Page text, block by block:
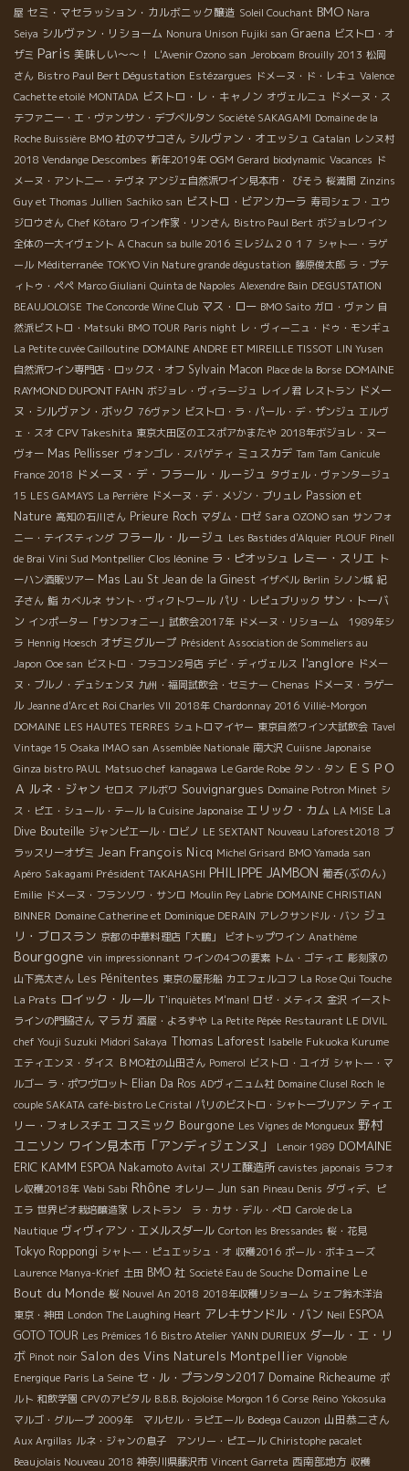
屋 セミ・マセラッション・カルボニック醸造 Soleil Couchant BMO Nara
Seiya シルヴァン・リショーム Nonura Unison Fujiki san Graena ビストロ・オ
ザミ Paris 美味しい～～！ L'Avenir Ozono san Jeroboam Brouilly 2013 松岡
さん Bistro Paul Bert Dégustation Estézargues ドメーヌ・ド・レキュ Valence
Cachette etoilé MONTADA ビストロ・レ・キャノン オヴェルニュ ドメーヌ・ス
テファニー・エ・ヴァンサン・デブベルタン Société SAKAGAMI Domaine de la
Roche Buissière BMO 社のマサコさん シルヴァン・オエッシュ Catalan レンヌ村
2018 Vendange Descombes 新年2019年 OGM Gerard biodynamic Vacances ド
メーヌ・アント二ー・テヴネ アンジェ自然派ワイン見本市・ びそう 桜満開 Zinzins
Guy et Thomas Jullien Sachiko san ビストロ・ビアンカーラ 寿司シェフ・ユウ
ジロウさん Chef Kôtaro ワイン作家・リンさん Bistro Paul Bert ボジョレワイン
全体の一大イヴェント A Chacun sa bulle 2016 ミレジム２０１７ シャトー・ラゲ
ール Méditerranée TOKYO Vin Nature grande dégustation 藤原俊太郎 ラ・プテ
ィトゥ・ペペ Marco Giuliani Quinta de Napoles Alexendre Bain DEGUSTATION
BEAUJOLOISE The Concorde Wine Club マス・ロー BMO Saito ガロ・ヴァン 自
然派ビストロ・Matsuki BMO TOUR Paris night レ・ヴィーニュ・ドゥ・モンギュ
La Petite cuvée Cailloutine DOMAINE ANDRE ET MIREILLE TISSOT LIN Yusen
自然派ワイン専門店・ロックス・オフ Sylvain Macon Place de la Borse DOMAINE
RAYMOND DUPONT FAHN ボジョレ・ヴィラージュ レイノ君 レストラン ドメー
ヌ・シルヴァン・ボック 76ヴァン ビストロ・ラ・パール・デ・ザンジュ エルヴ
ェ・スオ CPV Takeshita 東京大田区のエスポアかまたや 2018年ボジョレ・ヌー
ヴォー Mas Pellisser ヴォンゴレ・スパゲティ ミュスカデ Tam Tam Canicule
France 2018 ドメーヌ・デ・フラール・ルージュ タヴェル・ヴァンタージュ
15 LES GAMAYS La Perrière ドメーヌ・デ・メゾン・ブリュレ Passion et
Nature 高知の石川さん Prieure Roch マダム・ロゼ Sara OZONO san サンフォ
ニー・テイスティング フラール・ルージュ Les Bastides d'Alquier PLOUF Pinell
de Brai Vini Sud Montpellier Clos léonine ラ・ピオッシュ レミー・スリエ ト
ーハン酒販ツアー Mas Lau St Jean de la Ginest イザベル Berlin シノン城 紀
子さん 鮨 カベルネ サント・ヴィクトワール パリ・レピュブリック サン・トーバ
ン インポーター「サンフォニー」試飲会2017年 ドメーヌ・リショーム 1989年シ
ラ Hennig Hoesch オザミグループ Président Association de Sommeliers au
Japon Ooe san ビストロ・フラコン2号店 デビ・ディヴェルス l'anglore ドメー
ヌ・ブルノ・デュシェンヌ 九州・福岡試飲会・セミナー Chenas ドメーヌ・ラゲー
ル Jeanne d'Arc et Roi Charles VII 2018年 Chardonnay 2016 Villié-Morgon
DOMAINE LES HAUTES TERRES シュトロマイヤー 東京自然ワイン大試飲会 Tavel
Vintage 15 Osaka IMAO san Assemblée Nationale 南大沢 Cuiisne Japonaise
Ginza bistro PAUL Matsuo chef kanagawa Le Garde Robe タン・タン ＥＳＰＯ
Ａ ルネ・ジャン セロス アルボワ Souvignargues Domaine Potron Minet シ
ス・ピエ・シュール・テール la Cuisine Japonaise エリック・カム LA MISE La
Dive Bouteille ジャンピエール・ロビノ LE SEXTANT Nouveau Laforest2018 ブ
ラッスリーオザミ Jean François Nicq Michel Grisard BMO Yamada san
Apéro Sakagami Président TAKAHASHI PHILIPPE JAMBON 葡呑(ぶのん)
Emilie ドメーヌ・フランソワ・サンロ Moulin Pey Labrie DOMAINE CHRISTIAN
BINNER Domaine Catherine et Dominique DERAIN アレクサンドル・バン ジュ
リ・ブロスラン 京都の中華料理店「大鵬」 ビオトップワイン Anathème
Bourgogne vin impressionnant ワインの4つの要素 トム・ゴティエ 彫刻家の
山下亮太さん Les Pénitentes 東京の屋形船 カエフェルコフ La Rose Qui Touche
La Prats ロイック・ルール T'inquiètes M'man! ロゼ・メティス 金沢 イースト
ラインの門脇さん マラガ 酒屋・よろずや La Petite Pépée Restaurant LE DIVIL
chef Youji Suzuki Midori Sakaya Thomas Laforest Isabelle Fukuoka Kurume
エティエンヌ・ダイス ＢＭО社の山田さん Pomerol ビストロ・ユイガ シャトー・マ
ルゴー ラ・ポワヴロット Elian Da Ros ADヴィニュム社 Domaine Clusel Roch le
couple SAKATA café-bistro Le Cristal パリのビストロ・シャトーブリアン ティエ
リー・フォレスチエ コスミック Bourgone Les Vignes de Mongueux 野村
ユニソン ワイン見本市「アンディジェンヌ」 Lenoir 1989 DOMAINE
ERIC KAMM ESPOA Nakamoto Avital スリエ醸造所 cavistes japonais ラフォ
レ収穫2018年 Wabi Sabi Rhône オレリー Jun san Pineau Denis ダヴィデ、ピ
エラ 世界ビオ栽培醸造家 レストラン ラ・カサ・デル・ぺロ Carole de La
Nautique ヴィヴィアン・エメルスダール Corton les Bressandes 桜・花見
Tokyo Roppongi シャトー・ピュエッシュ・オ 収穫2016 ポール・ボキューズ
Laurence Manya-Krief 土田 BMO 社 Societé Eau de Souche Domaine Le
Bout du Monde 桜 Nouvel An 2018 2018年収穫リショーム シェフ鈴木洋治
東京・神田 London The Laughing Heart アレキサンドル・バン Neil ESPOA
GOTO TOUR Les Prémices 16 Bistro Atelier YANN DURIEUX ダール・エ・リ
ボ Pinot noir Salon des Vins Naturels Montpellier Vignoble
Energique Paris La Seine セ・ル・プランタン2017 Domaine Richeaume ポ
ルト 和飲学園 CPVのアビタル B.B.B. Bojoloise Morgon 16 Corse Reino Yokosuka
マルゴ・グループ 2009年 マルセル・ラピエール Bodega Cauzon 山田恭二さん
Aux Argillas ルネ・ジャンの息子 アンリー・ピエール Chiristophe pacalet
Beaujolais Nouveau 2018 神奈川県藤沢市 Vincent Garreta 西南部地方 収穫